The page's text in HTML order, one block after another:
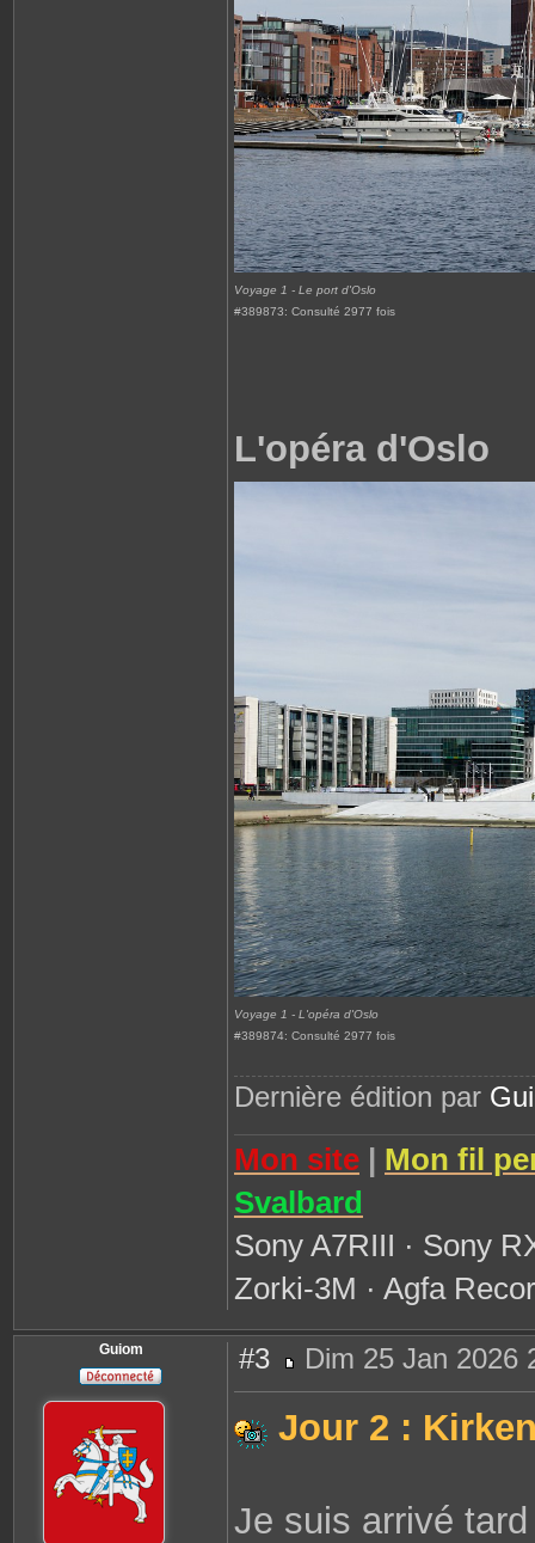
Voyage 1 - Le port d'Oslo
#389873: Consulté 2977 fois
L'opéra d'Oslo
Voyage 1 - L'opéra d'Oslo
#389874: Consulté 2977 fois
Dernière édition par
Mon site | Mon fil
Svalbard
Sony A7RIII · Sony
Zorki-3M · Agfa
Guiom #3
e
a
Dim 25 Jan 2026
Jour 2 :
Je suis arrivé